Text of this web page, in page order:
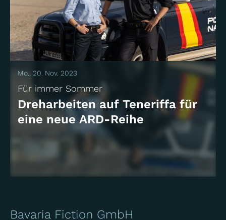
Mo., 20. Nov. 2023
Für immer Sommer
Dreharbeiten auf Teneriffa für
eine neue ARD-Reihe
Bavaria Fiction GmbH